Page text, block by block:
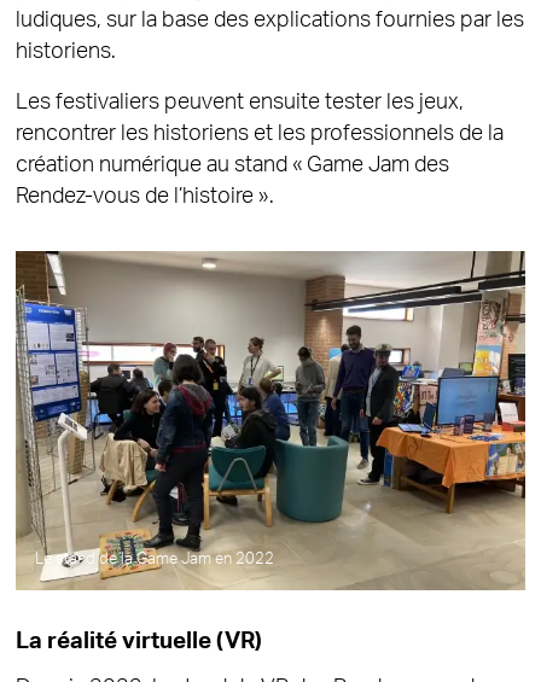
ludiques, sur la base des explications fournies par les
historiens.
Les festivaliers peuvent ensuite tester les jeux,
rencontrer les historiens et les professionnels de la
création numérique au stand « Game Jam des
Rendez-vous de l’histoire ».
Le stand de la Game Jam en 2022
La réalité virtuelle (VR)